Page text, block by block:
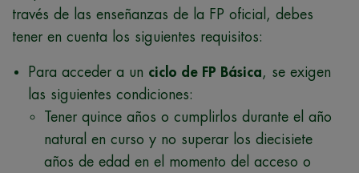
través de las enseñanzas de la FP oficial, debes
tener en cuenta los siguientes requisitos:
Para acceder a un ciclo de FP Básica, se exigen
las siguientes condiciones:
Tener quince años o cumplirlos durante el año
natural en curso y no superar los diecisiete
años de edad en el momento del acceso o